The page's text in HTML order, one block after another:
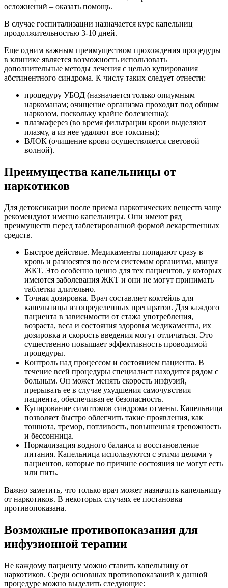
осложнений – оказать помощь.
В случае госпитализации назначается курс капельниц
продолжительностью 3-10 дней.
Еще одним важным преимуществом прохождения процедуры
в клинике является возможность использовать
дополнительные методы лечения с целью купирования
абстинентного синдрома. К числу таких следует отнести:
процедуру УБОД (назначается только опиумным
наркоманам; очищение организма проходит под общим
наркозом, поскольку крайне болезненна);
плазмаферез (во время фильтрации крови выделяют
плазму, а из нее удаляют все токсины);
ВЛОК (очищение крови осуществляется световой
волной).
Преимущества капельницы от
наркотиков
Для детоксикации после приема наркотических веществ чаще
рекомендуют именно капельницы. Они имеют ряд
преимуществ перед таблетированной формой лекарственных
средств.
Быстрое действие. Медикаменты попадают сразу в
кровь и разносятся по всем системам организма, минуя
ЖКТ. Это особенно ценно для тех пациентов, у которых
имеются заболевания ЖКТ и они не могут принимать
таблетки длительно.
Точная дозировка. Врач составляет коктейль для
капельницы из определенных препаратов. Для каждого
пациента в зависимости от стажа употребления,
возраста, веса и состояния здоровья медикаменты, их
дозировка и скорость введения могут отличаться. Это
существенно повышает эффективность проводимой
процедуры.
Контроль над процессом и состоянием пациента. В
течение всей процедуры специалист находится рядом с
больным. Он может менять скорость инфузий,
прерывать ее в случае ухудшения самочувствия
пациента, обеспечивая ее безопасность.
Купирование симптомов синдрома отмены. Капельница
позволяет быстро облегчить такие проявления, как
тошнота, тремор, потливость, повышенная тревожность
и бессонница.
Нормализация водного баланса и восстановление
питания. Капельница используются с этими целями у
пациентов, которые по причине состояния не могут есть
или пить.
Важно заметить, что только врач может назначить капельницу
от наркотиков. В некоторых случаях ее постановка
противопоказана.
Возможные противопоказания для
инфузионной терапии
Не каждому пациенту можно ставить капельницу от
наркотиков. Среди основных противопоказаний к данной
процедуре можно выделить следующие: